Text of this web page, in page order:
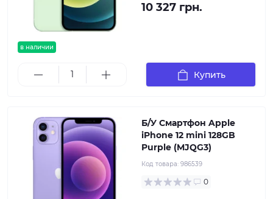
в наличии
10 327 грн.
Купить
Б/У Смартфон Apple
iPhone 12 mini 128GB
Purple (MJQG3)
Код товара: 986539
0